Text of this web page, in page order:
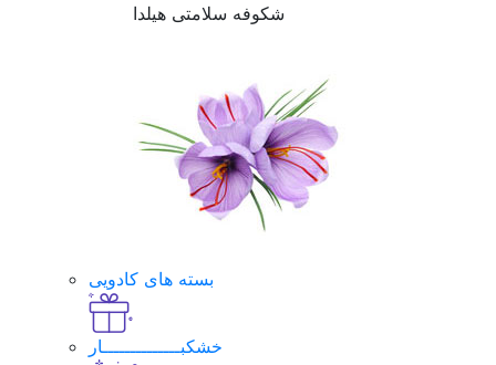
شکوفه سلامتی هیلدا
بسته های کادویی
خشکبــــــــــــــار